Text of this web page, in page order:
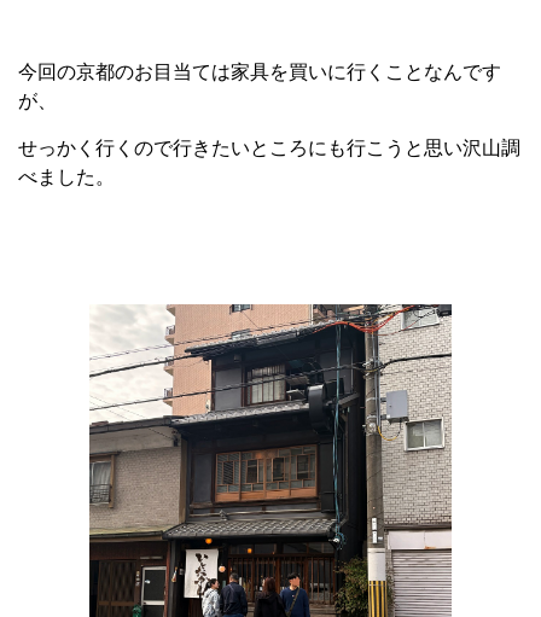
今回の京都のお目当ては家具を買いに行くことなんです
が、
せっかく行くので行きたいところにも行こうと思い沢山調
べました。